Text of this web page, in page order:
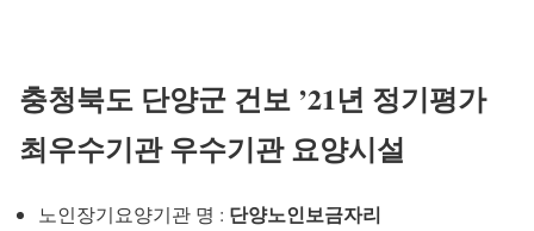
충청북도 단양군 건보 ’21년 정기평가
최우수기관 우수기관 요양시설
노인장기요양기관 명 : 단양노인보금자리